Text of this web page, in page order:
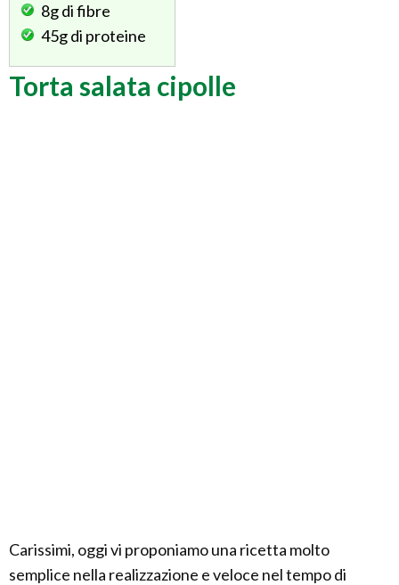
8gdi fibre
45gdi proteine
Torta salata cipolle
Carissimi, oggi vi proponiamo una ricetta molto
semplice nella realizzazione e veloce nel tempo di